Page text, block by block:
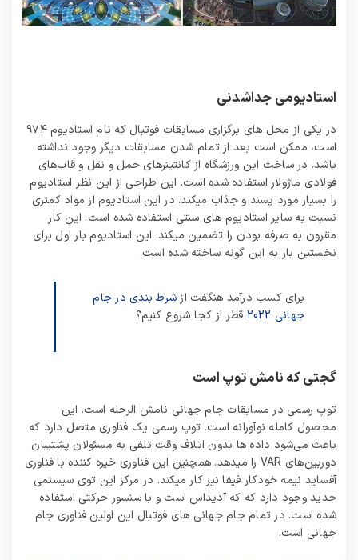
استادیومی جداشدنی
در یکی از محل های برگزاری مسابقات فوتبال که نام استادیوم ۹۷۴
است، ممکن است بعد از تمام شدن مسابقات دیگر وجود نداشته
باشد. در ساخت این ورزشگاه از کانتینرهای حمل و نقل و قاب‌های
فولادی ماژولار استفاده شده است. این طراحی از این نظر استادیوم
را بسیار مورد پسند و جذاب میکند. در این استادیوم از مواد کمتری
نسبت به سایر استادیوم های سنتی استفاده شده است. این کار
مقرون به صرفه بودن را تضمین میکند. این استادیوم بار اول برای
نخستین بار به این گونه ساخته شده است.
برای کسب درآمد هنگفت از شرط بندی در جام
جهانی 2022
قطر از کجا شروع کنیم؟
گجتی که نامش توپ است
توپ رسمی در مسابقات جام جهانی نامش الرحله است. این
محصول کامله نوآورانه است. توپ رسمی یک فناوری متصل دارد که
باعث می‌شود داده ها بدون اتلاف وقت تلفی به مسئولان پشتیبان
دوربین‌های VAR را میدهد. همچنین این فناوری خیره کننده با فناوری
آفساید نیمه خودکار فیفا نیز کار میکند. در مرکز این توی سیستمی
جدید وجود دارد که که آدیداس است و با سنسور حرکتی استفاده
شده است. در تمام جام جهانی های فوتبال این اولین فناوری جام
جهانی است.